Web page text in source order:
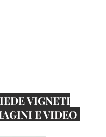
VIGNETI
E VIDEO